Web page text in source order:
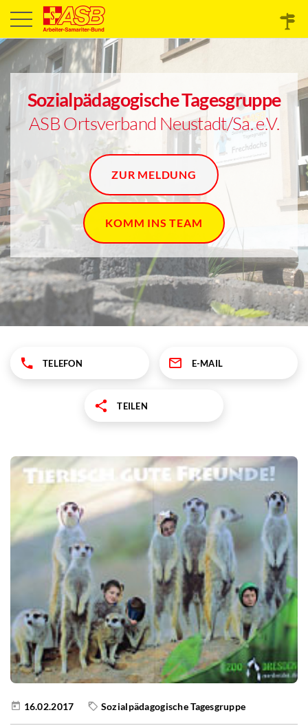
Sozialpädagogische Tagesgruppe
ASB Ortsverband Neustadt/Sa. e.V.
ZUR MELDUNG
KOMM INS TEAM
TELEFON E-MAIL
TEILEN
16.02.2017 Sozialpädagogische Tagesgruppe